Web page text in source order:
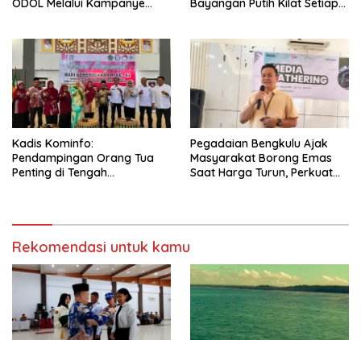
ODOL Melalui Kampanye
Bayangan Putih Kilat Setiap
Kadis Kominfo:
Pendampingan Orang Tua
Penting di Tengah
Pegadaian Bengkulu Ajak
Masyarakat Borong Emas
Saat Harga Turun, Perkuat
Rekomendasi untuk kamu